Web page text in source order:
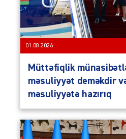
01.08.2026
Müttəfiqlik
məsuliyyət deməkdir
məsuliyyətə hazırıq